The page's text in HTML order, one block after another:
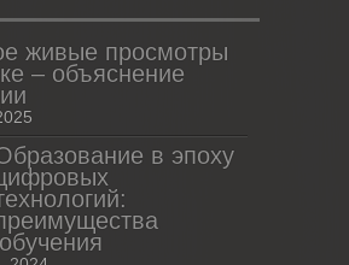
живые просмотры
– объяснение
в эпоху